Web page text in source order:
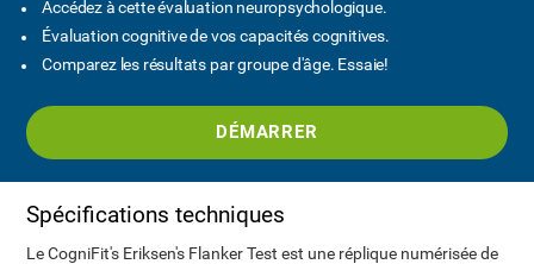
Accédez à cette évaluation neuropsychologique.
Évaluation cognitive de vos capacités cognitives.
Comparez les résultats par groupe d'âge. Essaie!
DÉMARRER
Spécifications techniques
Le CogniFit's Eriksen's Flanker Test est une réplique numérisée de